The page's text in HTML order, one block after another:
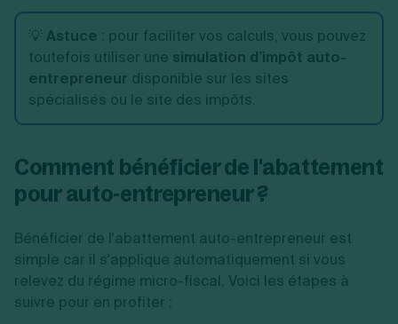
💡Astuce : pour faciliter vos calculs, vous pouvez
toutefois utiliser une simulation d’impôt auto-
entrepreneur disponible sur les sites
spécialisés ou le site des impôts.
Comment bénéficier de l'abattement
pour auto-entrepreneur ?
Bénéficier de l'abattement auto-entrepreneur est
simple car il s'applique automatiquement si vous
relevez du régime micro-fiscal. Voici les étapes à
suivre pour en profiter :